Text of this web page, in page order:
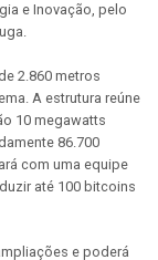
e Inovação, pelo
2.860 metros
A estrutura reúne
10 megawatts
86.700
com uma equipe
até 100 bitcoins
e poderá